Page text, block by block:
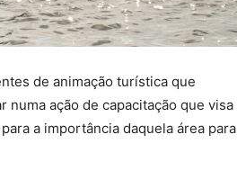
de animação turística que
numa ação de capacitação que visa
a importância daquela área para